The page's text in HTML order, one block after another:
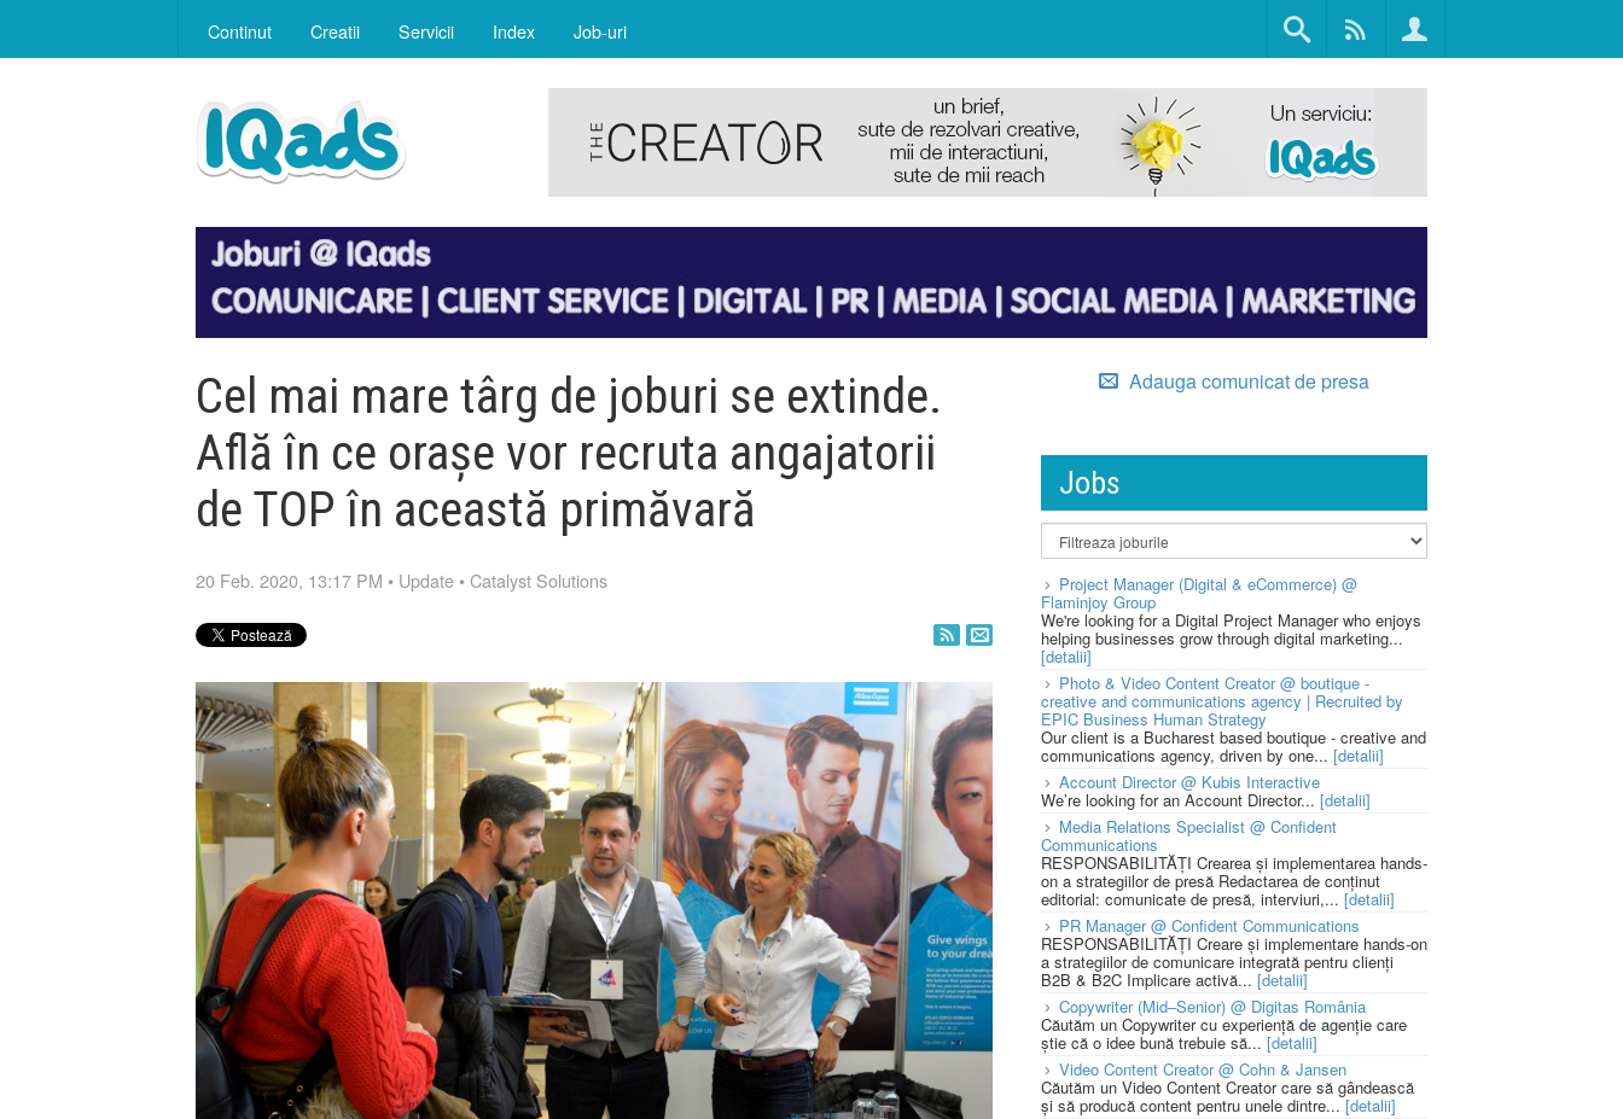
Continut Creatii Servicii Index Job-uri
Cel mai mare târg de joburi se extinde.
Află în ce orașe vor recruta angajatorii
de TOP în această primăvară
20 Feb. 2020, 13:17 PM • Update •Catalyst Solutions
Adauga comunicat de presa
Jobs
Project Manager (Digital & eCommerce) @
Flaminjoy Group
We're looking for a Digital Project Manager who enjoys
helping businesses grow through digital marketing...
[detalii]
Photo & Video Content Creator @ boutique -
creative and communications agency | Recruited by
EPIC Business Human Strategy
Our client is a Bucharest based boutique - creative and
communications agency, driven by one... [detalii]
Account Director @ Kubis Interactive
We’re looking for an Account Director... [detalii]
Media Relations Specialist @ Confident
Communications
RESPONSABILITĂȚI Crearea și implementarea hands-
on a strategiilor de presă Redactarea de conținut
editorial: comunicate de presă, interviuri,... [detalii]
PR Manager @ Confident Communications
RESPONSABILITĂȚI Creare și implementare hands-on
a strategiilor de comunicare integrată pentru clienți
B2B & B2C Implicare activă... [detalii]
Copywriter (Mid–Senior) @ Digitas România
Căutăm un Copywriter cu experiență de agenție care
știe că o idee bună trebuie să... [detalii]
Video Content Creator @ Cohn & Jansen
Căutăm un Video Content Creator care să gândească
și să producă content pentru unele dintre... [detalii]